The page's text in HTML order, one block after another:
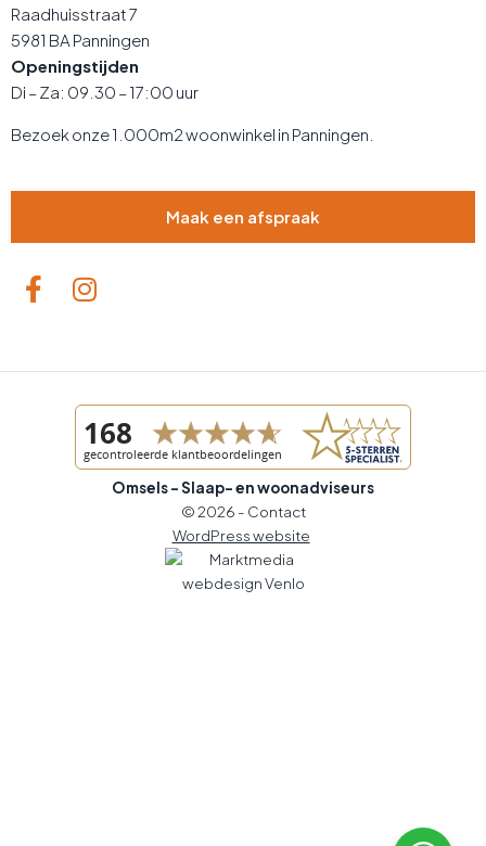
Raadhuisstraat 7
5981 BA Panningen
Openingstijden
Di – Za: 09.30 – 17:00 uur
Bezoek onze 1.000m2 woonwinkel in Panningen.
Maak een afspraak
Omsels - Slaap- en woonadviseurs
© 2026 - Contact
WordPress website